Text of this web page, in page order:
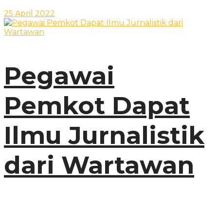
25 April 2022
Pegawai
Pemkot Dapat
Ilmu Jurnalistik
dari Wartawan